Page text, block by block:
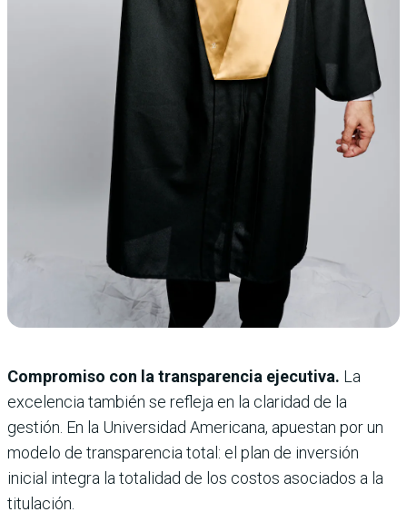
Compromiso con la transparencia ejecutiva. La
excelencia también se refleja en la claridad de la
gestión. En la Universidad Americana, apuestan por un
modelo de transparencia total: el plan de inversión
inicial integra la totalidad de los costos asociados a la
titulación.